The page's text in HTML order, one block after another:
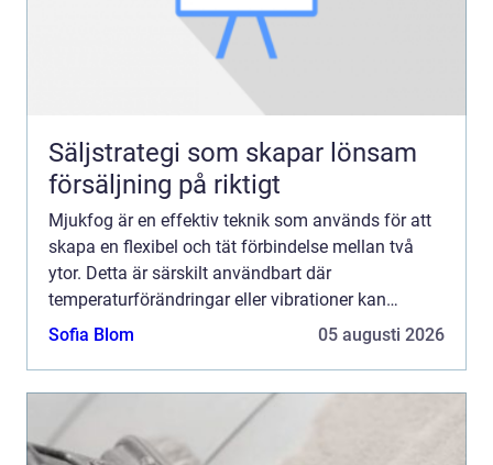
Säljstrategi som skapar lönsam
försäljning på riktigt
Mjukfog är en effektiv teknik som används för att
skapa en flexibel och tät förbindelse mellan två
ytor. Detta är särskilt användbart där
temperaturförändringar eller vibrationer kan
orsaka...
Sofia Blom 05 augusti 2026